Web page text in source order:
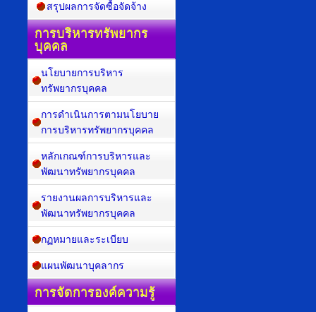
สรุปผลการจัดซื้อจัดจ้าง
การบริหารทรัพยากร
บุคคล
นโยบายการบริหาร
ทรัพยากรบุคคล
การดำเนินการตามนโยบาย
การบริหารทรัพยากรบุคคล
หลักเกณฑ์การบริหารและ
พัฒนาทรัพยากรบุคคล
รายงานผลการบริหารและ
พัฒนาทรัพยากรบุคคล
กฏหมายและระเบียบ
แผนพัฒนาบุคลากร
การจัดการองค์ความรู้